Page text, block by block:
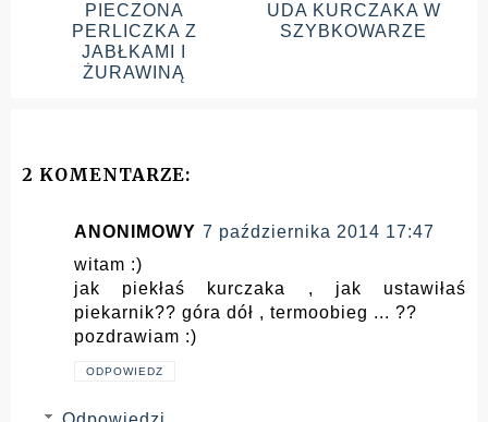
PIECZONA
PERLICZKA Z
JABŁKAMI I
ŻURAWINĄ
UDA KURCZAKA W
SZYBKOWARZE
2 KOMENTARZE:
ANONIMOWY 7 października 2014 17:47
witam :)
jak piekłaś kurczaka , jak ustawiłaś
piekarnik?? góra dół , termoobieg ... ??
pozdrawiam :)
ODPOWIEDZ